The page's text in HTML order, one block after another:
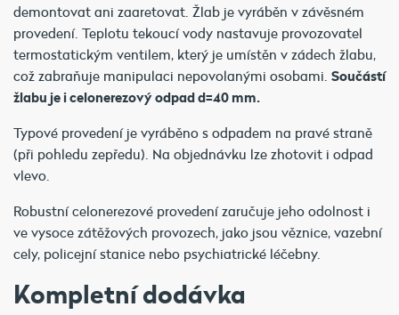
demontovat ani zaaretovat. Žlab je vyráběn v závěsném
provedení. Teplotu tekoucí vody nastavuje provozovatel
termostatickým ventilem, který je umístěn v zádech žlabu,
což zabraňuje manipulaci nepovolanými osobami. Součástí
žlabu je i celonerezový odpad d=40 mm.
Typové provedení je vyráběno s odpadem na pravé straně
(při pohledu zepředu). Na objednávku lze zhotovit i odpad
vlevo.
Robustní celonerezové provedení zaručuje jeho odolnost i
ve vysoce zátěžových provozech, jako jsou věznice, vazební
cely, policejní stanice nebo psychiatrické léčebny.
Kompletní dodávka